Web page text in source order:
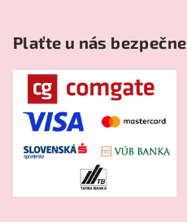
Plaťte u nás bezpečne